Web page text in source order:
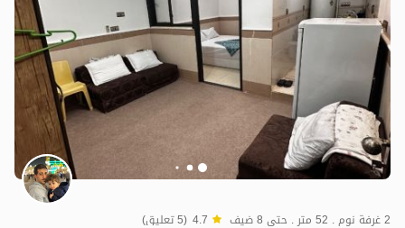
2 غرفة نوم . 52 متر . حتى 8 ضيف 4.7 (5 تعليق)